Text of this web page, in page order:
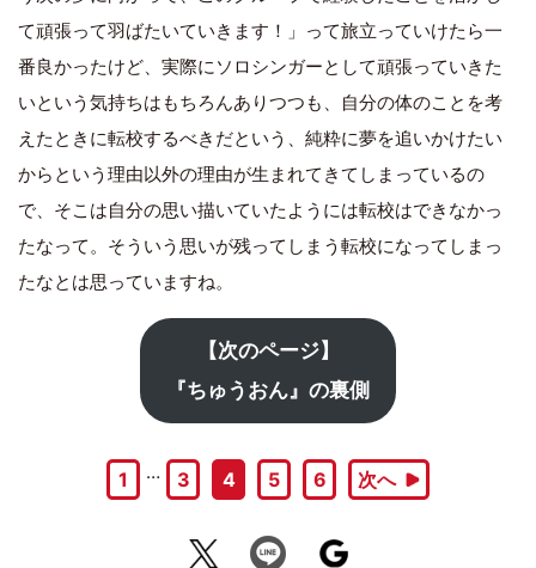
て頑張って羽ばたいていきます！」って旅立っていけたら一
番良かったけど、実際にソロシンガーとして頑張っていきた
いという気持ちはもちろんありつつも、自分の体のことを考
えたときに転校するべきだという、純粋に夢を追いかけたい
からという理由以外の理由が生まれてきてしまっているの
で、そこは自分の思い描いていたようには転校はできなかっ
たなって。そういう思いが残ってしまう転校になってしまっ
たなとは思っていますね。
【次のページ】
『ちゅうおん』の裏側
1 … 3 4 5 6 次へ